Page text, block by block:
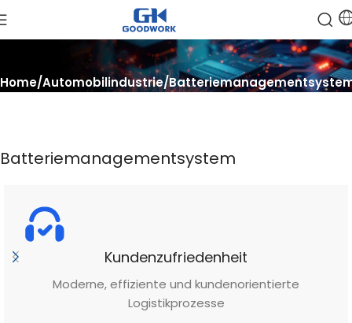
Home Automobilindustrie
Batteriemanagementsystem
Kundenzufriedenheit
Moderne, effiziente und kundenorientierte
Logistikprozesse